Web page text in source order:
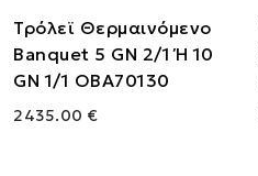
Τρόλεϊ Θερμαινόμενο
Banquet 5 GN 2/1 Ή 10
GN 1/1 OBA70130
2435.00 €